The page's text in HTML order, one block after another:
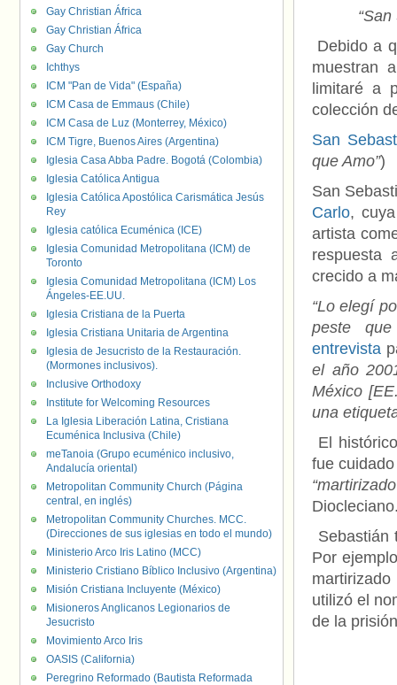
Debido a
muestran
limitaré a
colección
San
que Amo”)
San
Carlo,
artista
respuesta
crecido a
“Lo elegí
peste
entrevista
el año
México
una
El
fue
Sebastián
Por
utilizó el
de la
Gay Christian África
Gay Christian África
Gay Church
Ichthys
ICM "Pan de Vida" (España)
ICM Casa de Emmaus (Chile)
ICM Casa de Luz (Monterrey, México)
ICM Tigre, Buenos Aires (Argentina)
Iglesia Casa Abba Padre. Bogotá (Colombia)
Iglesia Católica Antigua
Iglesia Católica Apostólica Carismática Jesús
Rey
Iglesia católica Ecuménica (ICE)
Iglesia Comunidad Metropolitana (ICM) de
Toronto
Iglesia Comunidad Metropolitana (ICM) Los
Ángeles-EE.UU.
Iglesia Cristiana de la Puerta
Iglesia Cristiana Unitaria de Argentina
Iglesia de Jesucristo de la Restauración.
(Mormones inclusivos).
Inclusive Orthodoxy
Institute for Welcoming Resources
La Iglesia Liberación Latina, Cristiana
Ecuménica Inclusiva (Chile)
meTanoia (Grupo ecuménico inclusivo,
Andalucía oriental)
Metropolitan Community Church (Página
central, en inglés)
Metropolitan Community Churches. MCC.
(Direcciones de sus iglesias en todo el mundo)
Ministerio Arco Iris Latino (MCC)
Ministerio Cristiano Bíblico Inclusivo (Argentina)
Misión Cristiana Incluyente (México)
Misioneros Anglicanos Legionarios de
Jesucristo
Movimiento Arco Iris
OASIS (California)
Peregrino Reformado (Bautista Reformada